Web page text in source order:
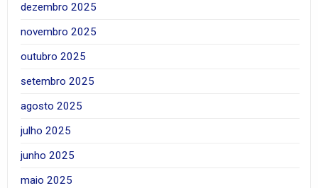
dezembro 2025
novembro 2025
outubro 2025
setembro 2025
agosto 2025
julho 2025
junho 2025
maio 2025